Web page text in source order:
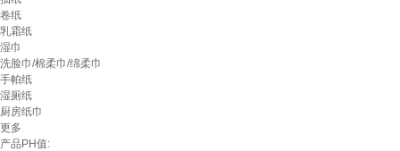
卷纸
乳霜纸
湿巾
洗脸巾/棉柔巾/绵柔巾
手帕纸
湿厕纸
厨房纸巾
更多
产品PH值: